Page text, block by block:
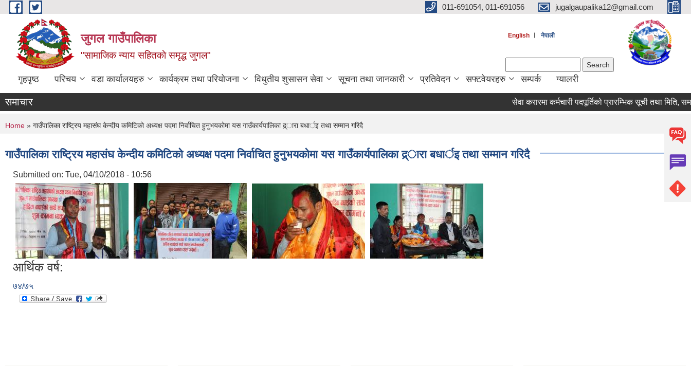
Skip to main content 011-691054, 011-691056 jugalgaupalika12@gmail.com
जुगल गाउँपालिका
"सामाजिक न्याय सहितकाे समृद्ध जुगल"
English । नेपाली
गृहपृष्ठ परिचय वडा कार्यालयहरु कार्यक्रम तथा परियोजना विधुतीय शुसासन सेवा सूचना तथा जानकारी प्रतिवेदन सफ्टवेयरहरु सम्पर्क ग्यालरी
समाचार सेवा करारमा कर्मचारी पदपूर्तिको प्रारम्भिक सूची तथा मिति, समय
You are here
Home » गाउँपालिका राष्ट्रिय महासंघ केन्दीय कमिटिकाे अध्यक्ष पदमा निर्वाचित हुनुभयकाेमा यस गाउँकार्यपालिका द्र्ारा बधार्इ तथा सम्मान गरिदै
गाउँपालिका राष्ट्रिय महासंघ केन्दीय कमिटिकाे अध्यक्ष पदमा निर्वाचित हुनुभयकाेमा यस गाउँकार्यपालिका द्र्ारा बधार्इ तथा सम्मान गरिदै
Submitted on: Tue, 04/10/2018 - 10:56
आर्थिक वर्ष:
७४/७५